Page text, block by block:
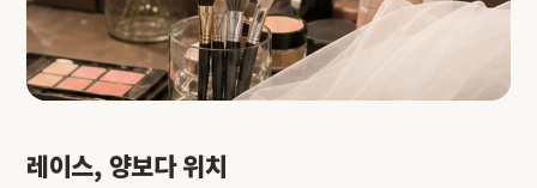
레이스, 양보다 위치